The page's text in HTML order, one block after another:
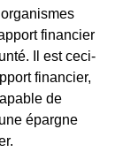
financier
Il est ceci-
financier,
de
épargne